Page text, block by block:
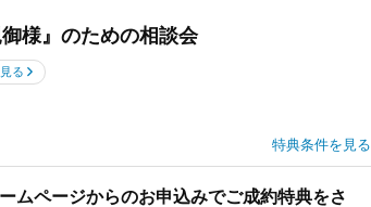
様』のための相談会
る
特典条件を見る
ムページからのお申込みでご成約特典をさ